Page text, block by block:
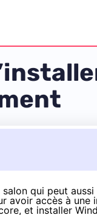
qui peut
avoir accès à
et installer